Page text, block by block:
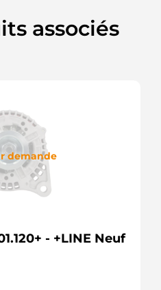
associés
demande
- +LINE Neuf